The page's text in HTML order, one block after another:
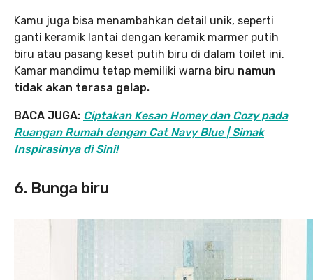
Kamu juga bisa menambahkan detail unik, seperti
ganti keramik lantai dengan keramik marmer putih
biru atau pasang keset putih biru di dalam toilet ini.
Kamar mandimu tetap memiliki warna biru namun
tidak akan terasa gelap.
BACA JUGA: Ciptakan Kesan Homey dan Cozy pada
Ruangan Rumah dengan Cat Navy Blue | Simak
Inspirasinya di Sini!
6. Bunga biru